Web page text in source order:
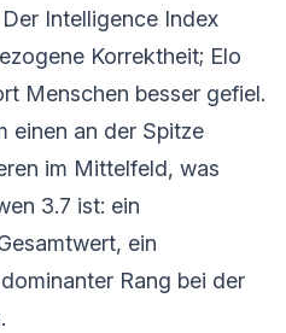
Intelligence Index
Korrektheit; Elo
Menschen besser gefiel.
einen an der Spitze
im Mittelfeld, was
3.7 ist: ein
ein
Rang bei der